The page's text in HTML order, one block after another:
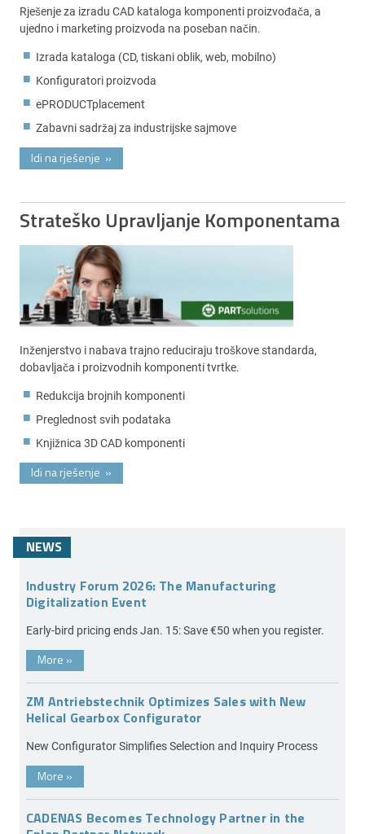
Rješenje za izradu CAD kataloga komponenti proizvođača, a
ujedno i marketing proizvoda na poseban način.
Izrada kataloga (CD, tiskani oblik, web, mobilno)
Konfiguratori proizvoda
ePRODUCTplacement
Zabavni sadržaj za industrijske sajmove
Idi na rješenje »
Strateško Upravljanje Komponentama
Inženjerstvo i nabava trajno reduciraju troškove standarda,
dobavljača i proizvodnih komponenti tvrtke.
Redukcija brojnih komponenti
Preglednost svih podataka
Knjižnica 3D CAD komponenti
Idi na rješenje »
NEWS
Industry Forum 2026: The Manufacturing
Digitalization Event
Early-bird pricing ends Jan. 15: Save €50 when you register.
More »
ZM Antriebstechnik Optimizes Sales with New
Helical Gearbox Configurator
New Configurator Simplifies Selection and Inquiry Process
More »
CADENAS Becomes Technology Partner in the